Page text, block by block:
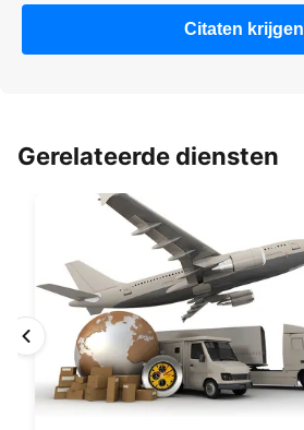
Citaten krijgen
Gerelateerde diensten